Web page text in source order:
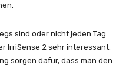
sind oder nicht jeden Tag
IrriSense 2 sehr interessant.
sorgen dafür, dass man den